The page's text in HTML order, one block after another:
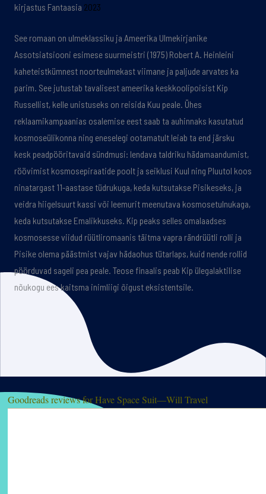
kirjastus Fantaasia 2023
See romaan on ulmeklassiku ja Ameerika Ulmekirjanike
Assotsiatsiooni esimese suurmeistri (1975) Robert A. Heinleini
kaheteistkümnest noorteulmekast viimane ja paljude arvates ka
parim. See jutustab tavalisest ameerika keskkoolipoisist Kip
Russellist, kelle unistuseks on reisida Kuu peale. Ühes
reklaamikampaanias osalemise eest saab ta auhinnaks kasutatud
kosmoseülikonna ning eneselegi ootamatult leiab ta end järsku
kesk peadpööritavaid sündmusi: lendava taldriku hädamaandumist,
röövimist kosmosepiraatide poolt ja seiklusi Kuul ning Pluutol koos
ninatargast 11-aastase tüdrukuga, keda kutsutakse Pisikeseks, ja
veidra hiigelsuurt kassi või leemurit meenutava kosmosetulnukaga,
keda kutsutakse Emalikkuseks. Kip peaks selles omalaadses
kosmosesse viidud rüütliromaanis täitma vapra rändrüütli rolli ja
Pisike olema päästmist vajav hädaohus tütarlaps, kuid nende rollid
pöörduvad sageli pea peale. Teose finaalis peab Kip ülegalaktilise
nõukogu ees kaitsma inimliigi õigust eksistentsile.
Goodreads reviews for Have Space Suit—Will Travel